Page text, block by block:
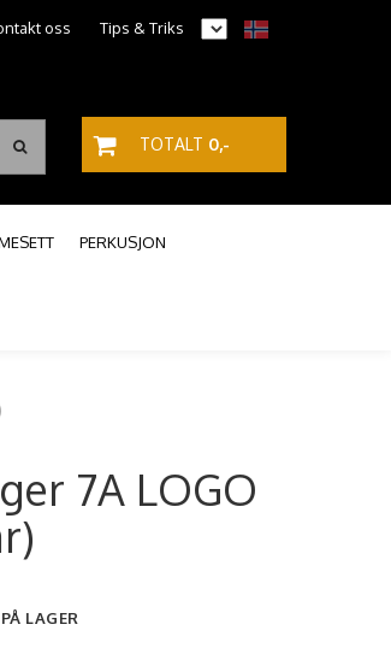
oss Tips & Triks
TOTALT 0,-
PERKUSJON
7A LOGO
LAGER